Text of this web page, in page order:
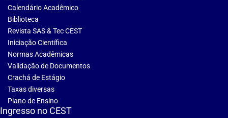
Calendário Acadêmico
Biblioteca
Revista SAS & Tec CEST
Iniciação Científica
Normas Acadêmicas
Validação de Documentos
Crachá de Estágio
Taxas diversas
Plano de Ensino
Ingresso no CEST